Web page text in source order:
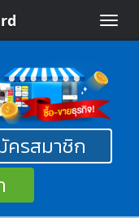
Toggle
ครสมาชิก